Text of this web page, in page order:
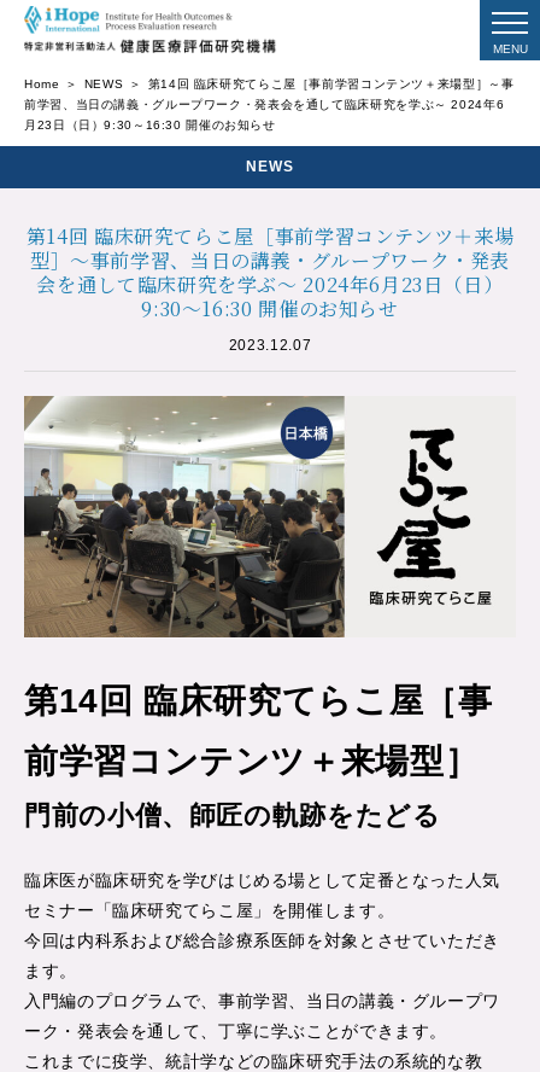
Home NEWS
第14回 臨床研究てらこ屋［事前学習コンテンツ＋来場型］～事
前学習、当日の講義・グループワーク・発表会を通して臨床研究を学ぶ～ 2024年6
月23日（日）9:30～16:30 開催のお知らせ
NEWS
第14回 臨床研究てらこ屋［事前学習コンテンツ＋来場
型］～事前学習、当日の講義・グループワーク・発表
会を通して臨床研究を学ぶ～ 2024年6月23日（日）
9:30～16:30 開催のお知らせ
2023.12.07
第14回 臨床研究てらこ屋［事
前学習コンテンツ＋来場型］
門前の小僧、師匠の軌跡をたどる
臨床医が臨床研究を学びはじめる場として定番となった人気
セミナー「臨床研究てらこ屋」を開催します。
今回は内科系および総合診療系医師を対象とさせていただき
ます。
入門編のプログラムで、事前学習、当日の講義・グループワ
ーク・発表会を通して、丁寧に学ぶことができます。
これまでに疫学、統計学などの臨床研究手法の系統的な教